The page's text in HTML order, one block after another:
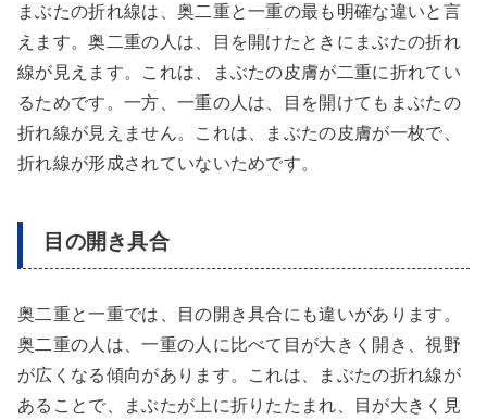
まぶたの折れ線は、奥二重と一重の最も明確な違いと言
えます。奥二重の人は、目を開けたときにまぶたの折れ
線が見えます。これは、まぶたの皮膚が二重に折れてい
るためです。一方、一重の人は、目を開けてもまぶたの
折れ線が見えません。これは、まぶたの皮膚が一枚で、
折れ線が形成されていないためです。
目の開き具合
奥二重と一重では、目の開き具合にも違いがあります。
奥二重の人は、一重の人に比べて目が大きく開き、視野
が広くなる傾向があります。これは、まぶたの折れ線が
あることで、まぶたが上に折りたたまれ、目が大きく見